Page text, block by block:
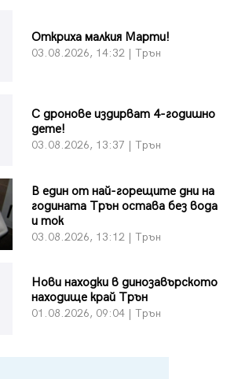
Откриха малкия Марти!
03.08.2026, 14:32 | Трън
С дронове издирват 4-годишно
дете!
03.08.2026, 13:37 | Трън
В един от най-горещите дни на
годината Трън остава без вода
и ток
03.08.2026, 13:12 | Трън
Нови находки в динозавърското
находище край Трън
01.08.2026, 09:04 | Трън